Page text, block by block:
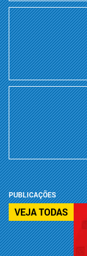
PUBLICAÇÕES
VEJA TODAS